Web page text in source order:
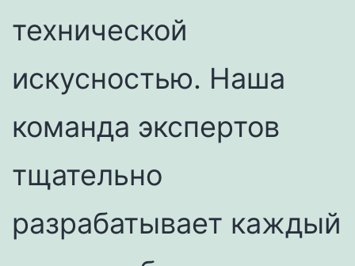
технической
искусностью. Наша
команда экспертов
тщательно
разрабатывает каждый